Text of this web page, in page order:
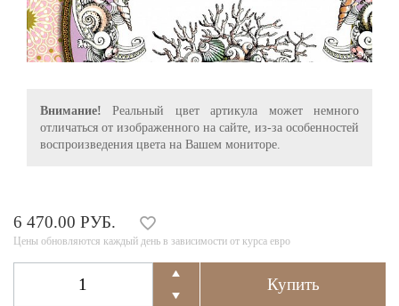
Внимание! Реальный цвет артикула может немного
отличаться от изображенного на сайте, из-за особенностей
воспроизведения цвета на Вашем мониторе.
6 470.00 РУБ.
Цены обновляются каждый день в зависимости от курса евро